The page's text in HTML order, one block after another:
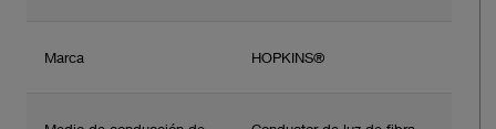
Marca HOPKINS®